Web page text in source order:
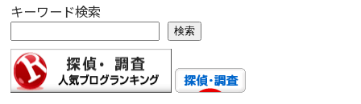
キーワード検索
検索